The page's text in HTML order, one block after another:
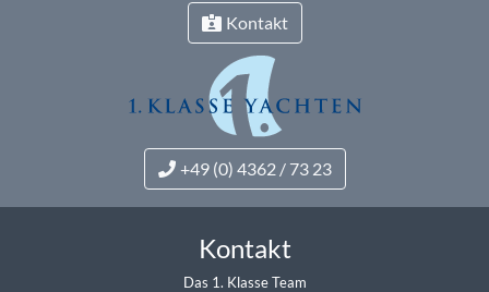
Kontakt
+49 (0) 4362 / 73 23
Kontakt
Das 1. Klasse Team